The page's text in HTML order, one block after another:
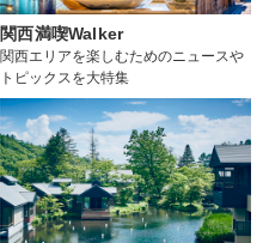
関西満喫Walker
関西エリアを楽しむためのニュースや
トピックスを大特集